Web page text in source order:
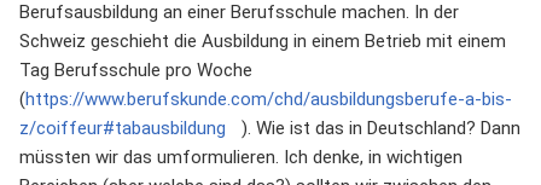
Berufsausbildung an einer Berufsschule machen. In der
Schweiz geschieht die Ausbildung in einem Betrieb mit einem
Tag Berufsschule pro Woche
(https://www.berufskunde.com/chd/ausbildungsberufe-a-bis-
z/coiffeur#tabausbildung
). Wie ist das in Deutschland? Dann
müssten wir das umformulieren. Ich denke, in wichtigen